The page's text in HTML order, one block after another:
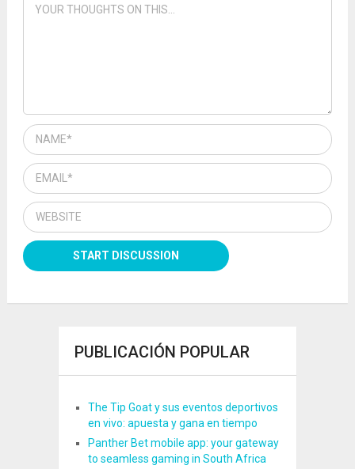
PUBLICACIÓN POPULAR
The Tip Goat y sus eventos deportivos
en vivo: apuesta y gana en tiempo
Panther Bet mobile app: your gateway
to seamless gaming in South Africa